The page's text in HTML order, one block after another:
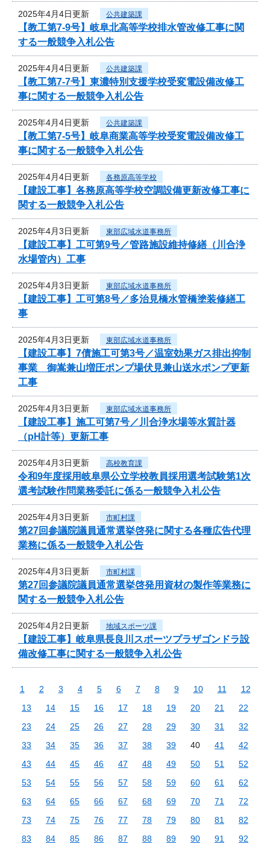
2025年4月4日更新 公共建築課
【教工第7-9号】岐阜北高等学校排水管改修工事に関
する一般競争入札公告
2025年4月4日更新 公共建築課
【教工第7-7号】東濃特別支援学校受変電設備改修工
事に関する一般競争入札公告
2025年4月4日更新 公共建築課
【教工第7-5号】岐阜商業高等学校受変電設備改修工
事に関する一般競争入札公告
2025年4月4日更新 各務原高等学校
【建設工事】各務原高等学校空調設備更新改修工事に
関する一般競争入札公告
2025年4月3日更新 東部広域水道事務所
【建設工事】工可第9号／管路施設維持修繕（川合浄
水場管内）工事
2025年4月3日更新 東部広域水道事務所
【建設工事】工可第8号／多治見橋水管橋塗装修繕工
事
2025年4月3日更新 東部広域水道事務所
【建設工事】7債施工可第3号／温室効果ガス排出抑制
事業 御嵩兼山増圧ポンプ場伏見兼山送水ポンプ更新
工事
2025年4月3日更新 東部広域水道事務所
【建設工事】施工可第7号／川合浄水場等水質計器
（pH計等）更新工事
2025年4月3日更新 高校教育課
令和9年度採用岐阜県公立学校教員採用選考試験第1次
選考試験作問業務委託に係る一般競争入札公告
2025年4月3日更新 市町村課
第27回参議院議員通常選挙啓発に関する各種広告代理
業務に係る一般競争入札公告
2025年4月3日更新 市町村課
第27回参議院議員通常選挙啓発用資材の製作等業務に
関する一般競争入札公告
2025年4月2日更新 地域スポーツ課
【建設工事】岐阜県長良川スポーツプラザゴンドラ設
備改修工事に関する一般競争入札公告
1 2 3 4 5 6 7 8 9 10 11
12
13
14 15 16 17 18 19 20 21
22
23
24 25 26 27 28 29 30 31
32
33
34 35 36 37 38 39 40 41
42
43
44 45 46 47 48 49 50 51
52
53
54 55 56 57 58 59 60 61
62
63
64 65 66 67 68 69 70 71
72
73
74 75 76 77 78 79 80 81
82
83
84 85 86 87 88 89 90 91
92